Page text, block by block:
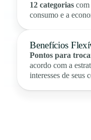
12 categorias com
consumo e a
Benefícios
Pontos para
acordo com a
interesses de seus